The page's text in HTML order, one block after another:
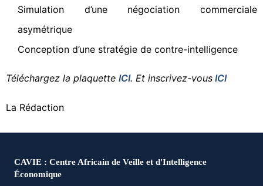
Simulation d’une négociation commerciale
asymétrique
Conception d’une stratégie de contre-intelligence
Téléchargez la plaquette ICI. Et inscrivez-vous ICI
La Rédaction
CAVIE : Centre Africain de Veille et d'Intelligence
Économique